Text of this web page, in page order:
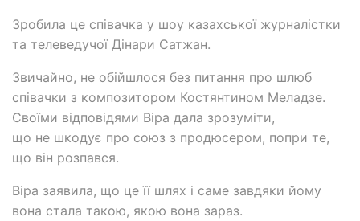
Зробила це співачка у шоу казахської журналістки
та телеведучої Дінари Сатжан.
Звичайно, не обійшлося без питання про шлюб
співачки з композитором Костянтином Меладзе.
Своїми відповідями Віра дала зрозуміти,
що не шкодує про союз з продюсером, попри те,
що він розпався.
Віра заявила, що це її шлях і саме завдяки йому
вона стала такою, якою вона зараз.